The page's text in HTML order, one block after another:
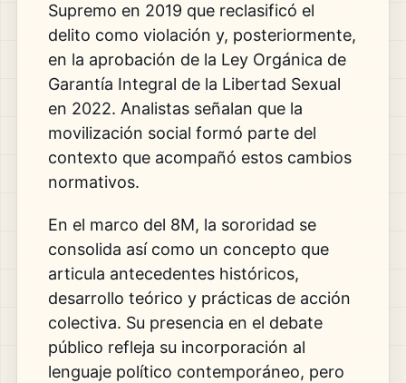
Supremo en 2019 que reclasificó el
delito como violación y, posteriormente,
en la aprobación de la Ley Orgánica de
Garantía Integral de la Libertad Sexual
en 2022. Analistas señalan que la
movilización social formó parte del
contexto que acompañó estos cambios
normativos.
En el marco del 8M, la sororidad se
consolida así como un concepto que
articula antecedentes históricos,
desarrollo teórico y prácticas de acción
colectiva. Su presencia en el debate
público refleja su incorporación al
lenguaje político contemporáneo, pero